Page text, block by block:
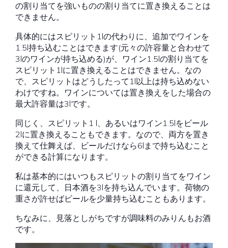
の割り当てを強いものの割り当てに置き換えることは
できません。
具体的にはスピリット1lの代わりに、追加でワインを
1.5l持ち込むことはできます(元々の許容量と合わせて
3lのワインが持ち込める)が、ワイン1.5lの割り当てを
スピリット1lに置き換えることはできません。なの
で、スピリットはどうしたって1l以上は持ち込めない
わけですね。ワインについては置き換えをした場合の
最大許容量は3lです。
同じく、スピリット1 l、あるいはワイン1.5lをビール
2lに置き換えることもできます。なので、両方を置き
換えて仕舞えば、ビールだけなら6lまで持ち込むこと
ができる計算になります。
私は基本的にはいつもスピリットの割り当てをワイン
に還元して、日本酒を3lを持ち込んでいます。荷物の
重さが許せばビールを少量持ち込むこともあります。
ちなみに、見落としがちですが調味料のみりんもお酒
です。